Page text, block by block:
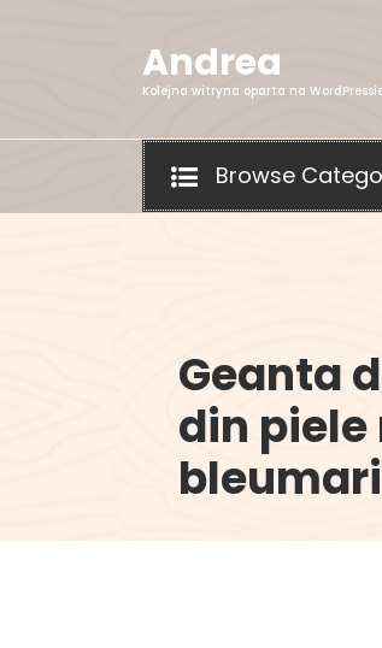
Andrea
Kolejna witryna oparta na
Browse
Geanta
din